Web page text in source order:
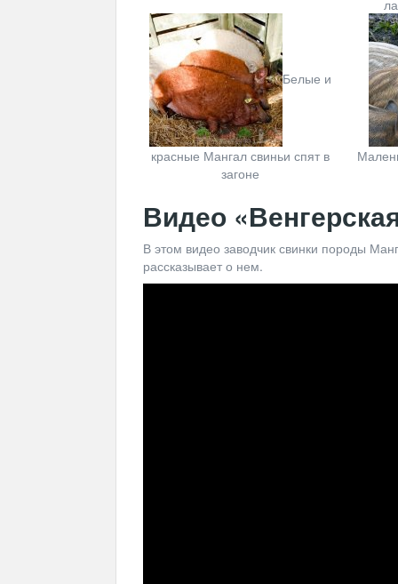
Белые и
красные Мангал свиньи спят в
загоне
Видео
В этом видео заводчик свинки породы
рассказывает о нем.